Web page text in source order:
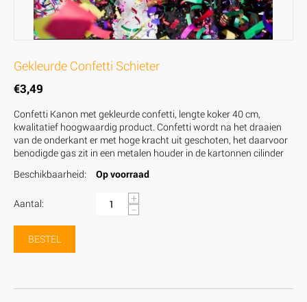
Gekleurde Confetti Schieter
€3,49
Confetti Kanon met gekleurde confetti, lengte koker 40 cm,
kwalitatief hoogwaardig product. Confetti wordt na het draaien
van de onderkant er met hoge kracht uit geschoten, het daarvoor
benodigde gas zit in een metalen houder in de kartonnen cilinder
Beschikbaarheid:
Op voorraad
Aantal:
+
−
BESTEL